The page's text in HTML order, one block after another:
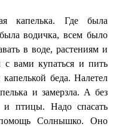
капелька. Где была
водичка, всем было
в воде, растениям и
вами купаться и пить
беда. Налетел
и замерзла. А без
и птицы. Надо спасать
Солнышко. Оно